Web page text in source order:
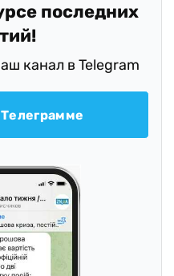
последних
канал в Telegram